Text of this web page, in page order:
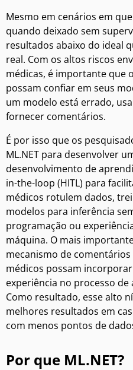
Mesmo em cenários em
quando deixado sem
resultados abaixo do ideal
real. Com os altos riscos
médicas, é importante que
possam confiar em seus
um modelo está errado,
fornecer comentários.
É por isso que os
ML.NET para desenvolver
desenvolvimento de
in-the-loop (HITL) para
médicos rotulem dados,
modelos para inferência
programação ou
máquina. O mais
mecanismo de
médicos possam
experiência no processo
Como resultado, esse alto
melhores resultados em
com menos pontos de
Por que ML.NET?